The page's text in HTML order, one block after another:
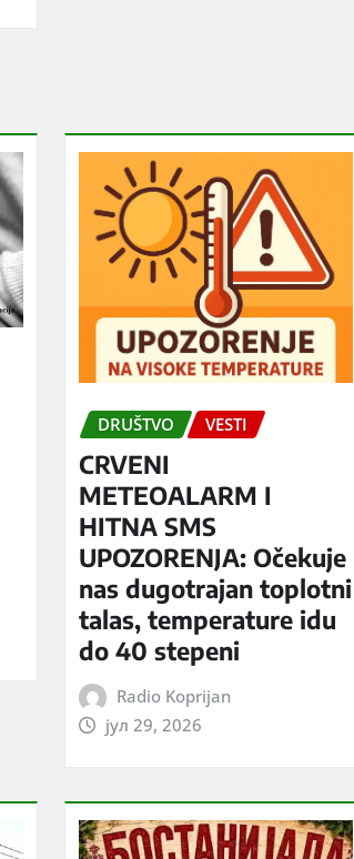
DRUŠTVO VESTI
CRVENI
METEOALARM I
HITNA SMS
UPOZORENJA: Očekuje
nas dugotrajan toplotni
talas, temperature idu
do 40 stepeni
Radio Koprijan
јул 29, 2026